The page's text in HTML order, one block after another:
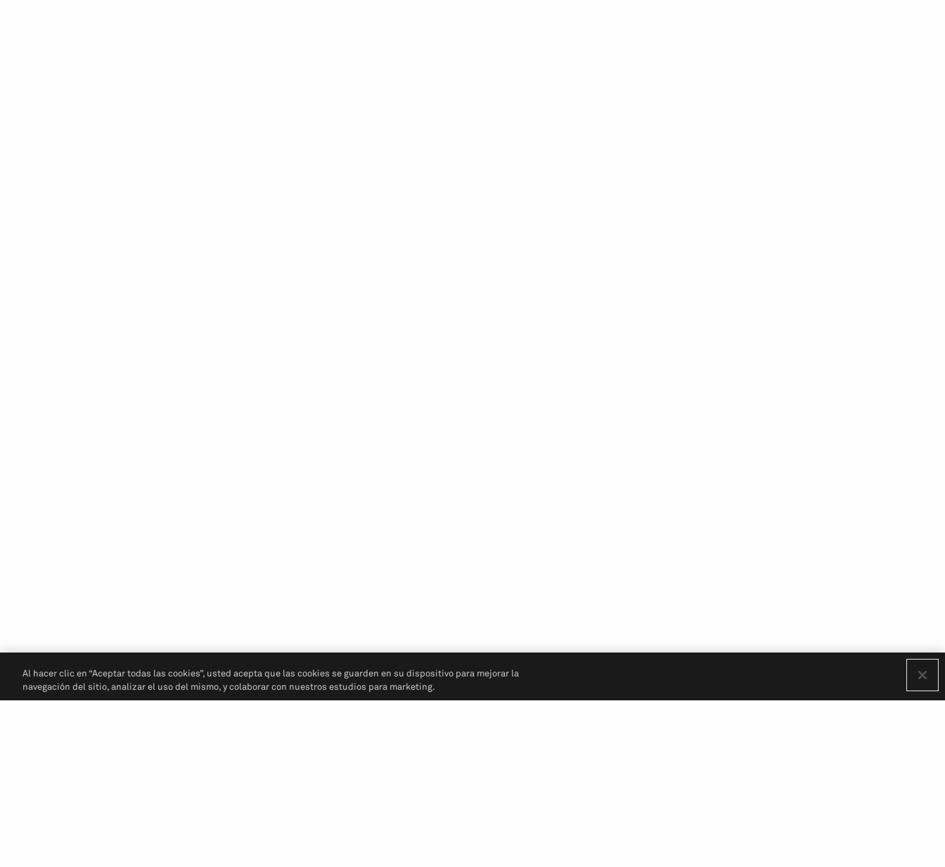
Al hacer clic en “Aceptar todas las cookies”, usted acepta que las cookies se guarden en su dispositivo para mejorar la
navegación del sitio, analizar el uso del mismo, y colaborar con nuestros estudios para marketing.